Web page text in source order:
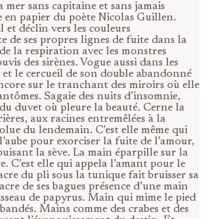
sans capitaine et sans jamais
en papier du poète Nicolas Guillen.
et déclin vers les couleurs
de ses propres lignes de fuite dans la
la respiration avec les monstres
des sirènes. Vogue aussi dans les
et le cercueil de son double abandonné
sur le tranchant des miroirs où elle
Sagaie des nuits d’insomnie,
duvet où pleure la beauté. Cerne la
aux racines entremêlées à la
du lendemain. C’est elle même qui
pour exorciser la fuite de l’amour,
la sève. La main éparpille sur la
C’est elle qui appela l’amant pour le
du pli sous la tunique fait bruisser sa
de ses bagues présence d’une main
de papyrus. Main qui mime le pied
Mains comme des crabes et des